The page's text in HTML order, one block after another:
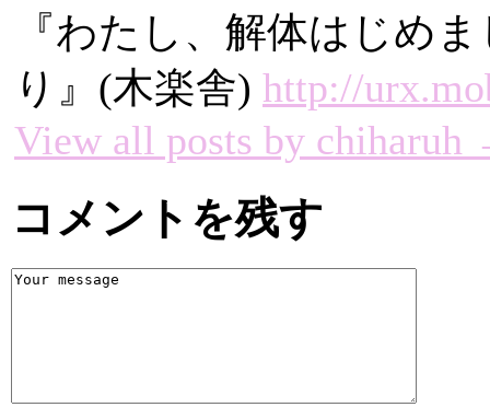
『わたし、解体はじめ
り』(木楽舎) http://
View all posts by chiharuh
コメントを残す